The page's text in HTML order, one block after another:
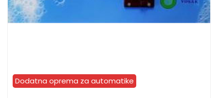
Dodatna oprema za automatike